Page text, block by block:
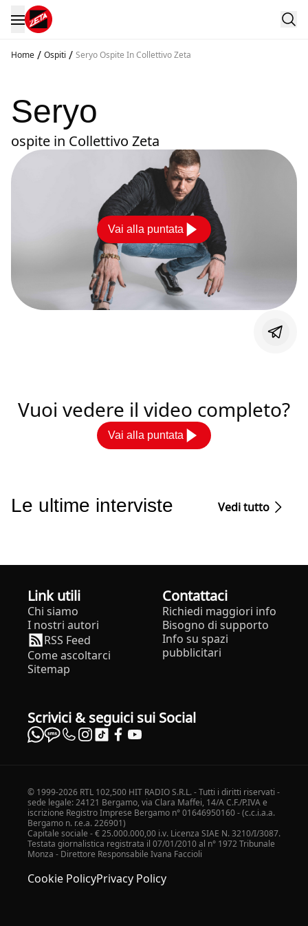
Home / Ospiti / Seryo Ospite In Collettivo Zeta
Seryo
ospite in Collettivo Zeta
Vai alla puntata
Vuoi vedere il video completo?
Vai alla puntata
Le ultime interviste Vedi tutto
Link utili
Chi siamo
I nostri autori
RSS Feed
Come ascoltarci
Sitemap
Contattaci
Richiedi maggiori info
Bisogno di supporto
Info su spazi
pubblicitari
Scrivici & seguici sui Social
© 1999-2026 RTL 102,500 HIT RADIO S.R.L. - Tutti i diritti riservati -
sede legale: 24121 Bergamo, via Clara Maffei, 14/A C.F./P.IVA e
iscrizione Registro Imprese Bergamo n° 01646950160 - (c.c.i.a.a.
Bergamo n. r.e.a. 226901)
Capitale sociale - € 25.000.000,00 i.v. Licenza SIAE N. 3210/I/3087.
Testata giornalistica registrata il 07/01/2010 al n° 1972 Tribunale
Monza - Direttore Responsabile Ivana Faccioli
Cookie PolicyPrivacy Policy